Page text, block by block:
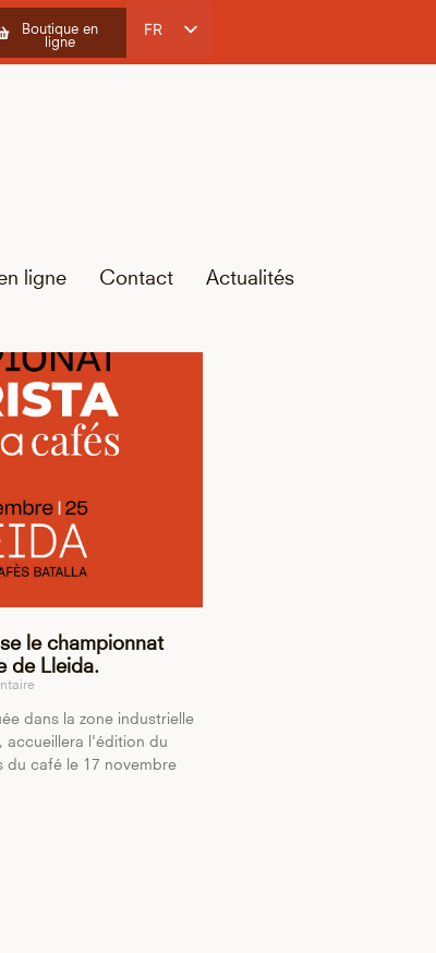
Boutique en
ligne
FR
ES
ligne Contact Actualités
le championnat
de Lleida.
dans la zone industrielle
accueillera l'édition du
du café le 17 novembre